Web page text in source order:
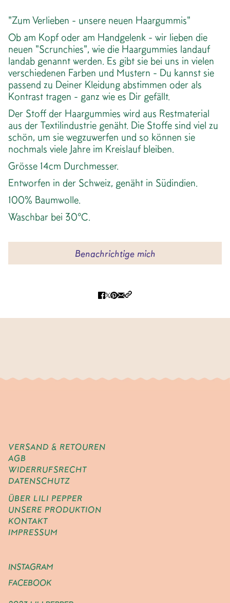
"Zum Verlieben - unsere neuen Haargummis"
Ob am Kopf oder am Handgelenk - wir lieben die
neuen "Scrunchies", wie die Haargummies landauf
landab genannt werden. Es gibt sie bei uns in vielen
verschiedenen Farben und Mustern - Du kannst sie
passend zu Deiner Kleidung abstimmen oder als
Kontrast tragen - ganz wie es Dir gefällt.
Der Stoff der Haargummies wird aus Restmaterial
aus der Textilindustrie genäht. Die Stoffe sind viel zu
schön, um sie wegzuwerfen und so können sie
nochmals viele Jahre im Kreislauf bleiben.
Grösse 14cm Durchmesser.
Entworfen in der Schweiz, genäht in Südindien.
100% Baumwolle.
Waschbar bei 30°C.
Benachrichtige mich
VERSAND & RETOUREN
AGB
WIDERRUFSRECHT
DATENSCHUTZ
ÜBER LILI PEPPER
UNSERE PRODUKTION
KONTAKT
IMPRESSUM
INSTAGRAM
FACEBOOK